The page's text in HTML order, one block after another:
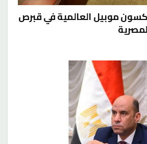
موبيل العالمية في قبرص